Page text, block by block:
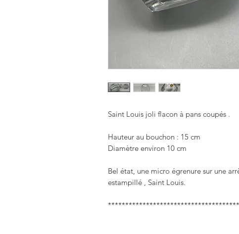
Saint Louis joli flacon à pans coupés .
Hauteur au bouchon : 15 cm
Diamètre environ 10 cm
Bel état, une micro égrenure sur une
estampillé , Saint Louis.